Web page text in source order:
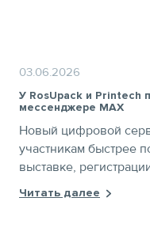
03.06.2026
У RosUpack и Printech
мессенджере MAX
Новый цифровой
участникам быстрее
выставке,
Читать далее